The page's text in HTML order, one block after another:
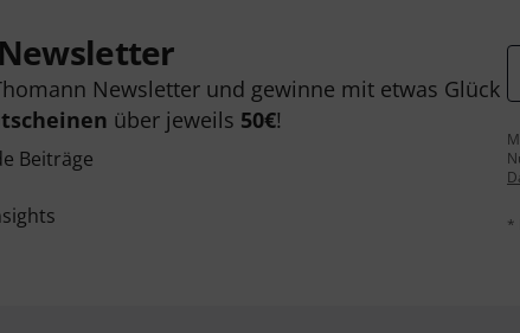
Newsletter und gewinne mit etwas Glück
über jeweils 50€!
Beiträge
*